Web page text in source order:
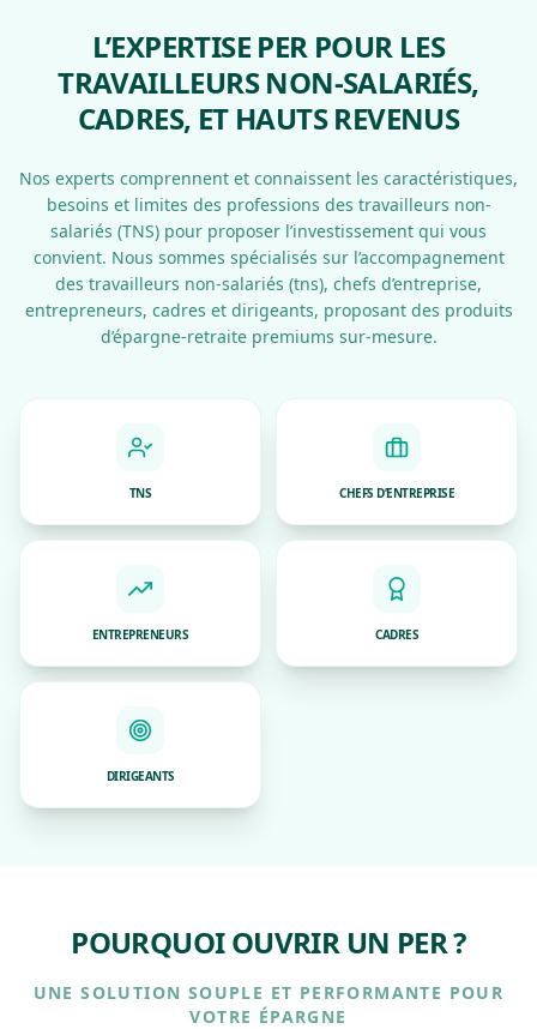
L’EXPERTISE PER POUR LES
TRAVAILLEURS NON-SALARIÉS,
CADRES, ET HAUTS REVENUS
Nos experts comprennent et connaissent les caractéristiques,
besoins et limites des professions des travailleurs non-
salariés (TNS) pour proposer l’investissement qui vous
convient. Nous sommes spécialisés sur l’accompagnement
des travailleurs non-salariés (tns), chefs d’entreprise,
entrepreneurs, cadres et dirigeants, proposant des produits
d’épargne-retraite premiums sur-mesure.
TNS CHEFS D’ENTREPRISE
ENTREPRENEURS CADRES
DIRIGEANTS
POURQUOI OUVRIR UN PER ?
UNE SOLUTION SOUPLE ET PERFORMANTE POUR
VOTRE ÉPARGNE